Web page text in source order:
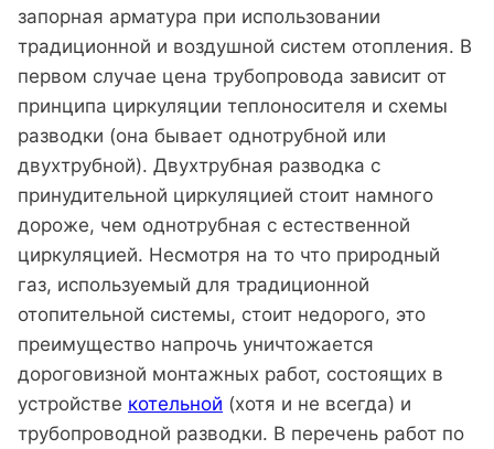
запорная арматура при использовании
традиционной и воздушной систем отопления. В
первом случае цена трубопровода зависит от
принципа циркуляции теплоносителя и схемы
разводки (она бывает однотрубной или
двухтрубной). Двухтрубная разводка с
принудительной циркуляцией стоит намного
дороже, чем однотрубная с естественной
циркуляцией. Несмотря на то что природный
газ, используемый для традиционной
отопительной системы, стоит недорого, это
преимущество напрочь уничтожается
дороговизной монтажных работ, состоящих в
устройстве котельной (хотя и не всегда) и
трубопроводной разводки. В перечень работ по